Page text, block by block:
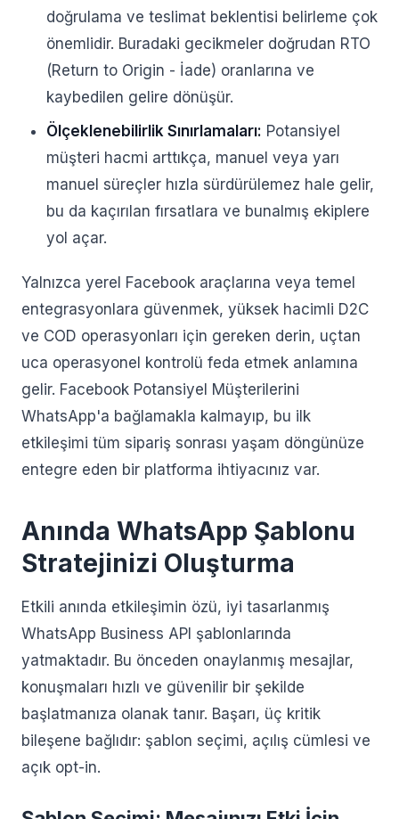
doğrulama ve teslimat beklentisi belirleme çok
önemlidir. Buradaki gecikmeler doğrudan RTO
(Return to Origin - İade) oranlarına ve
kaybedilen gelire dönüşür.
Ölçeklenebilirlik Sınırlamaları: Potansiyel
müşteri hacmi arttıkça, manuel veya yarı
manuel süreçler hızla sürdürülemez hale gelir,
bu da kaçırılan fırsatlara ve bunalmış ekiplere
yol açar.
Yalnızca yerel Facebook araçlarına veya temel
entegrasyonlara güvenmek, yüksek hacimli D2C
ve COD operasyonları için gereken derin, uçtan
uca operasyonel kontrolü feda etmek anlamına
gelir. Facebook Potansiyel Müşterilerini
WhatsApp'a bağlamakla kalmayıp, bu ilk
etkileşimi tüm sipariş sonrası yaşam döngünüze
entegre eden bir platforma ihtiyacınız var.
Anında WhatsApp Şablonu
Stratejinizi Oluşturma
Etkili anında etkileşimin özü, iyi tasarlanmış
WhatsApp Business API şablonlarında
yatmaktadır. Bu önceden onaylanmış mesajlar,
konuşmaları hızlı ve güvenilir bir şekilde
başlatmanıza olanak tanır. Başarı, üç kritik
bileşene bağlıdır: şablon seçimi, açılış cümlesi ve
açık opt-in.